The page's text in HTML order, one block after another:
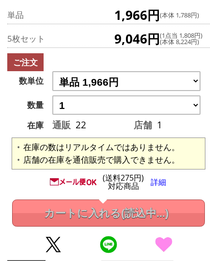
単品 1,966円(本体 1,788円)
5枚セット 9,046円(1点当 1,808円)
(本体 8,224円)
ご注文
数単位
数量
在庫
通販 22 店舗 1
在庫の数はリアルタイムではありません。
店舗の在庫を通信販売で購入できません。
(送料275円)
対応商品 詳細
カートに入れる(読込中...)